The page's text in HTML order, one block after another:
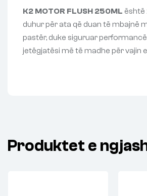
K2 MOTOR FLUSH 250ML është
duhur për ata që duan të mbajnë
pastër, duke siguruar
jetëgjatësi më të madhe për vajin
Produktet e